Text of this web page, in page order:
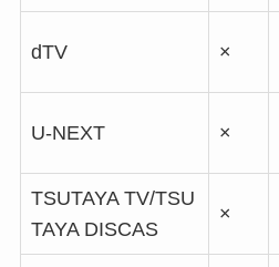
dTV ×
U-NEXT ×
TSUTAYA TV/TSU
TAYA DISCAS
×